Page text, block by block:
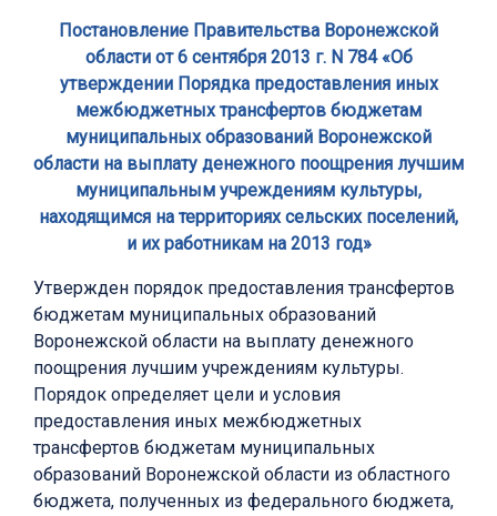
Постановление Правительства Воронежской
области от 6 сентября 2013 г. N 784 «Об
утверждении Порядка предоставления иных
межбюджетных трансфертов бюджетам
муниципальных образований Воронежской
области на выплату денежного поощрения лучшим
муниципальным учреждениям культуры,
находящимся на территориях сельских поселений,
и их работникам на 2013 год»
Утвержден порядок предоставления трансфертов
бюджетам муниципальных образований
Воронежской области на выплату денежного
поощрения лучшим учреждениям культуры.
Порядок определяет цели и условия
предоставления иных межбюджетных
трансфертов бюджетам муниципальных
образований Воронежской области из областного
бюджета, полученных из федерального бюджета,